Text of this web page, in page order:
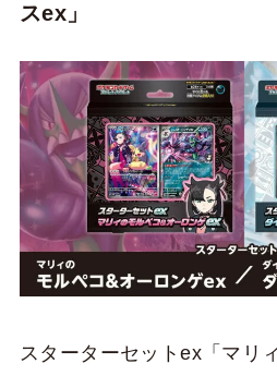
スex 」
スターターセットex「マリ